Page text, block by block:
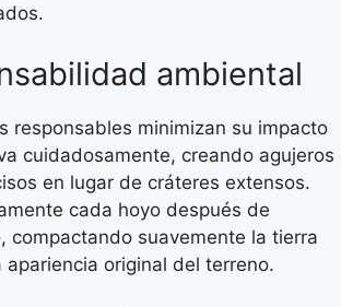
ambiental
responsables minimizan su impacto
cuidadosamente, creando agujeros
en lugar de cráteres extensos.
cada hoyo después de
compactando suavemente la tierra
apariencia original del terreno.